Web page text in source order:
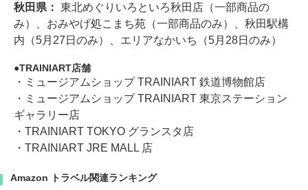
秋田県： 東北めぐりいろといろ秋田店（一部商品の
み）、おみやげ処こまち苑（一部商品のみ）、秋田駅構
内（5月27日のみ）、エリアなかいち（5月28日のみ）
TRAINIART店舗
・ミュージアムショップ TRAINIART 鉄道博物館店
・ミュージアムショップ TRAINIART 東京ステーション
ギャラリー店
・TRAINIART TOKYO グランスタ店
・TRAINIART JRE MALL 店
Amazon トラベル関連ランキング